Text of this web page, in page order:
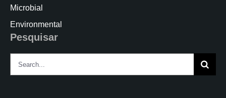
Microbial
Environmental
Pesquisar
Search
for: